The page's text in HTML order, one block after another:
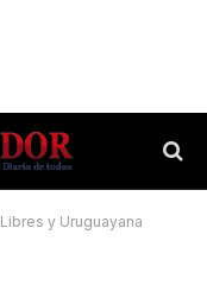
y Uruguayana